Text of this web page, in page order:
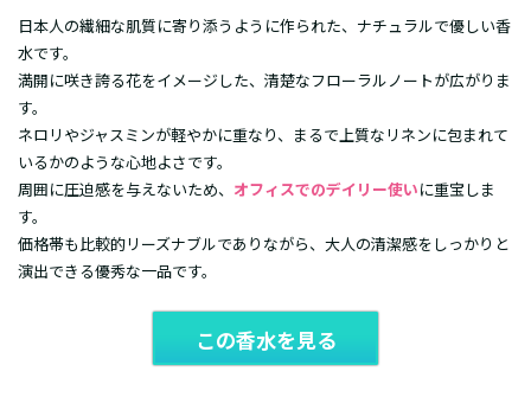
日本人の繊細な肌質に寄り添うように作られた、ナチュラルで優しい香
水です。
満開に咲き誇る花をイメージした、清楚なフローラルノートが広がりま
す。
ネロリやジャスミンが軽やかに重なり、まるで上質なリネンに包まれて
いるかのような心地よさです。
周囲に圧迫感を与えないため、 オフィスでのデイリー使いに重宝しま
す。
価格帯も比較的リーズナブルでありながら、大人の清潔感をしっかりと
演出できる優秀な一品です。
この香水を見る